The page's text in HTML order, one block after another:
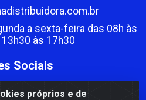
próprios e de
a sexta-feira das 08h às
às 17h30
Sociais